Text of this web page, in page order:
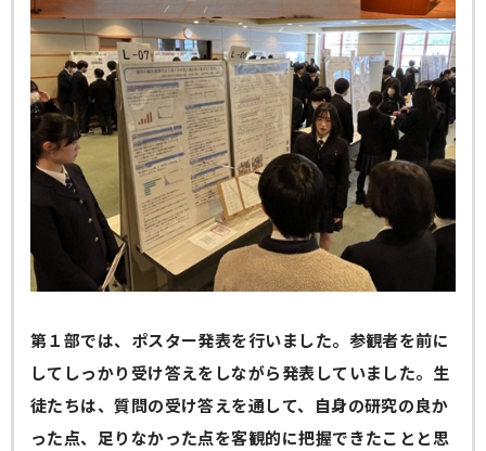
第１部では、ポスター発表を行いました。参観者を前に
してしっかり受け答えをしながら発表していました。生
徒たちは、質問の受け答えを通して、自身の研究の良か
った点、足りなかった点を客観的に把握できたことと思